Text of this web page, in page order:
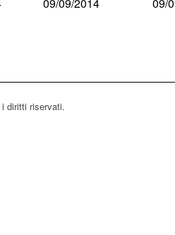
diritti riservati.